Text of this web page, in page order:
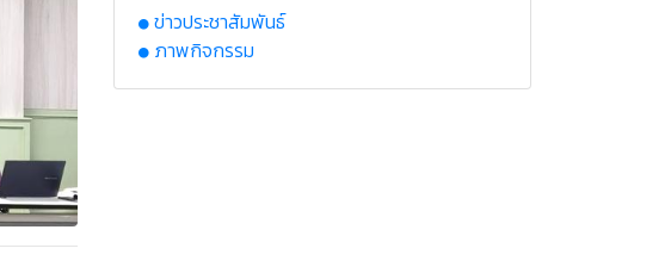
ข่าวประชาสัมพันธ์
ภาพกิจกรรม